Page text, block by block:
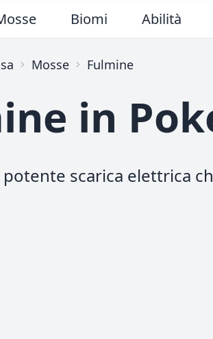
Biomi Abilità
Mosse Fulmine
in
scarica elettrica